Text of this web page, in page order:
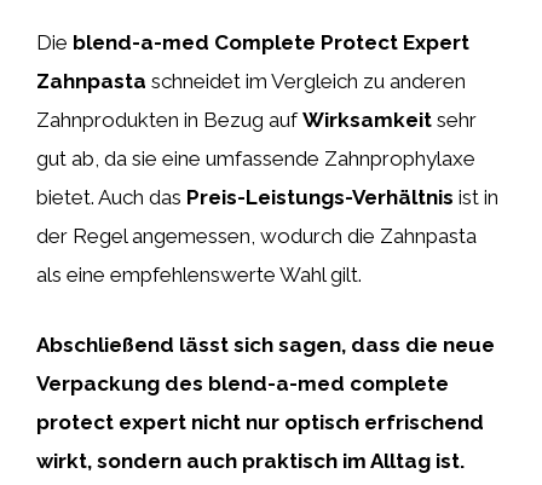
Die blend-a-med Complete Protect Expert
Zahnpasta schneidet im Vergleich zu anderen
Zahnprodukten in Bezug aufWirksamkeit sehr
gut ab, da sie eine umfassende Zahnprophylaxe
bietet. Auch das Preis-Leistungs-Verhältnis ist in
der Regel angemessen, wodurch die Zahnpasta
als eine empfehlenswerte Wahl gilt.
Abschließend lässt sich sagen, dass die neue
Verpackung des blend-a-med complete
protect expert nicht nur optisch erfrischend
wirkt, sondern auch praktisch im Alltag ist.